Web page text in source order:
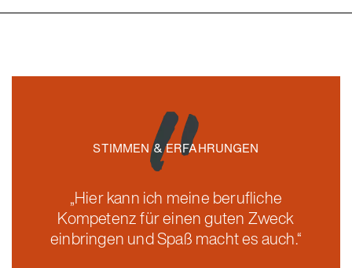
STIMMEN & ERFAHRUNGEN
„Hier kann ich meine berufliche
Kompetenz für einen guten Zweck
einbringen und Spaß macht es auch.“